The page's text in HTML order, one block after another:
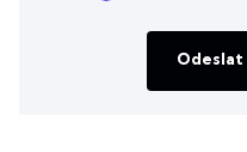
Odeslat